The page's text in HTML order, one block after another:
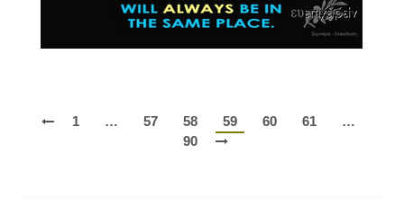
1 … 57 58 59 60 61
…
90